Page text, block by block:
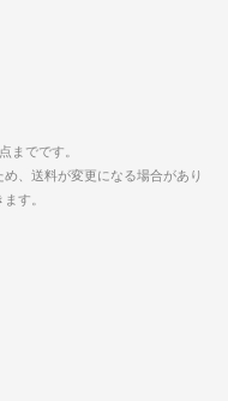
までです。
、送料が変更になる場合があり
す。